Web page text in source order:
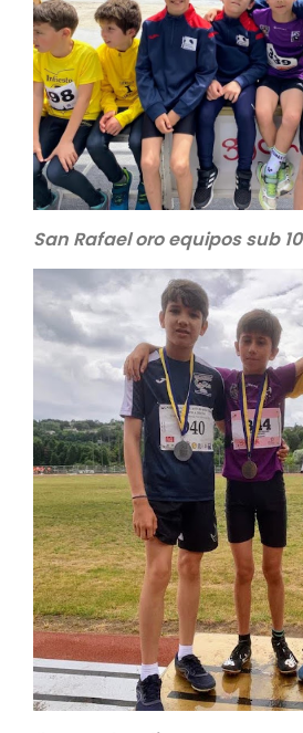
San Rafael oro equipos sub 10